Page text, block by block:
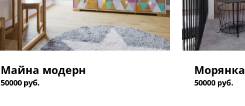
Майна модерн
50000 руб.
Морянка
50000 руб.